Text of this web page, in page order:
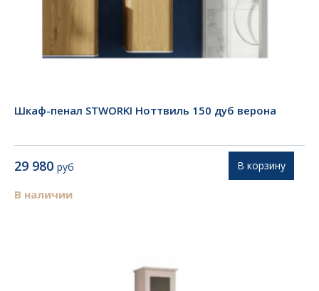
Шкаф-пенал STWORKI Ноттвиль 150 дуб верона
29 980 руб
В наличии
В корзину